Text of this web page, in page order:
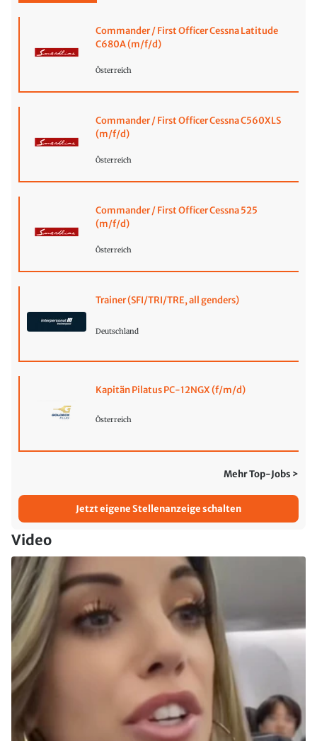
Commander / First Officer Cessna Latitude
C680A (m/f/d)
Österreich
Commander / First Officer Cessna C560XLS
(m/f/d)
Österreich
Commander / First Officer Cessna 525
(m/f/d)
Österreich
Trainer (SFI/TRI/TRE, all genders)
Deutschland
Kapitän Pilatus PC-12NGX (f/m/d)
Österreich
Mehr Top-Jobs >
Jetzt eigene Stellenanzeige schalten
Video